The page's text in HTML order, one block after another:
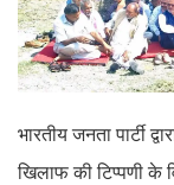
भारतीय जनता पार्टी
खिलाफ की टिप्पणी के